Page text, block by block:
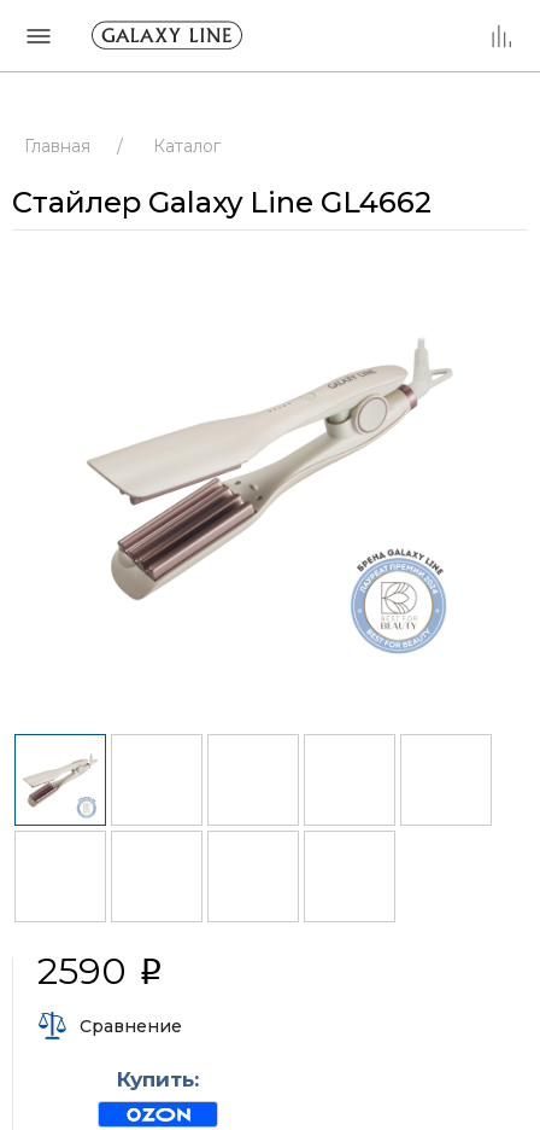
Главная / Каталог
Стайлер Galaxy Line GL4662
2590 i
Сравнение
Купить: